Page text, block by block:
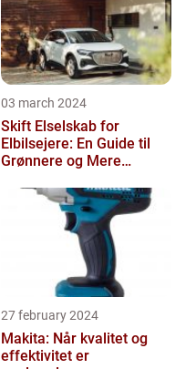
03 march 2024
Skift Elselskab for
Elbilsejere: En Guide til
Grønnere og Mere
27 february 2024
Makita: Når kvalitet og
effektivitet er